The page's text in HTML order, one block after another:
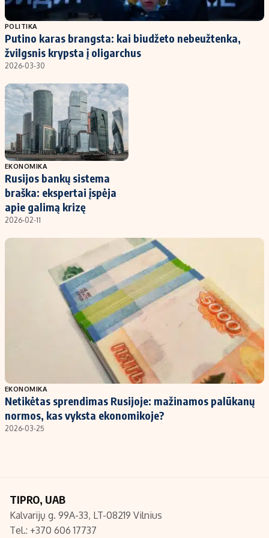
Populiarios temos
Investavimas
Akcijų rinka
Saulės elektrinės
Kriptovaliutos
Infliacija
Migracija
Titulinis
Nedarbo išmokos skaičiuoklė
Redakcija
Apie mus
Redakcijos politika
Privatumo politika
Turinio žymėjimo taisyklės
Regionų naujienos
Indėlių palūkanos
POLITIKA
Putino karas brangsta: kai biudžeto nebeužtenka,
žvilgsnis krypsta į oligarchus
2026-03-30
EKONOMIKA
Rusijos bankų sistema
braška: ekspertai įspėja
apie galimą krizę
2026-02-11
EKONOMIKA
Netikėtas sprendimas Rusijoje: mažinamos palūkanų
normos, kas vyksta ekonomikoje?
2026-03-25
TIPRO, UAB
Kalvarijų g. 99A-33, LT-08219 Vilnius
Tel.: +370 606 17737